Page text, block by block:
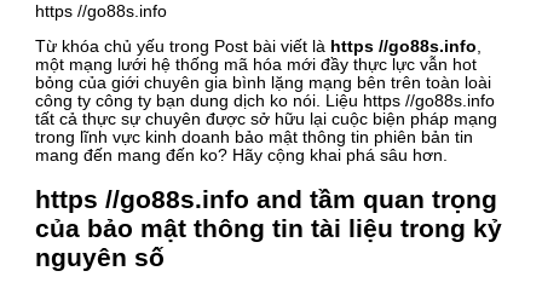
https //go88s.info
Từ khóa chủ yếu trong Post bài viết là https //go88s.info
một mạng lưới hệ thống mã hóa mới đầy thực lực vẫn hot
bỏng của giới chuyên gia bình lặng mạng bên trên toàn loài
công ty công ty bạn dung dịch ko nói. Liệu https //go88s.info
tất cả thực sự chuyên được sở hữu lại cuộc biện pháp mạng
trong lĩnh vực kinh doanh bảo mật thông tin phiên bản tin
mang đến mang đến ko? Hãy cộng khai phá sâu hơn.
https //go88s.info and tầm quan trọng
của bảo mật thông tin tài liệu trong kỷ
nguyên số